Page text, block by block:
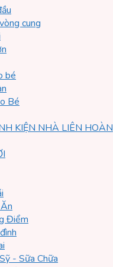
cung
bé
Bé
KIỆN NHÀ LIÊN HOÀN
Điểm
- Sữa Chữa